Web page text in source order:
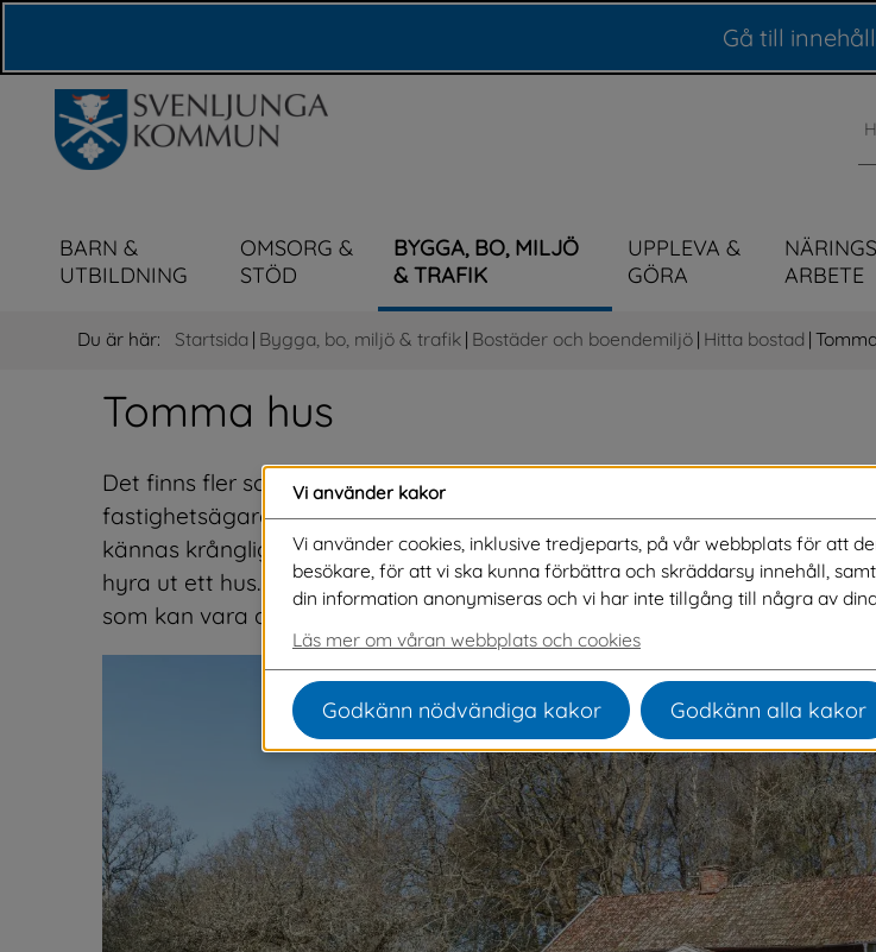
Gå till innehåll
Sök
BARN &
UTBILDNING
OMSORG &
STÖD
BYGGA, BO, MILJÖ
& TRAFIK
UPPLEVA &
GÖRA
ARBETE
Du är här: Startsida | Bygga, bo, miljö & trafik | Bostäder och boendemiljö | Hitta bostad |
Tomma hus
Det finns fler som vill flytta till oss och till landsbygden. Därför uppmanar
fastighetsägare som äger hus som står tomma att hyra ut eller sälja.
kännas krångligt och svårt att veta var du ska börja om du vill stycka av
hyra ut ett hus. På denna sida har vi samlat nyttig information till dig
som kan vara aktuellt att sälja eller hyra ut.
Vi använder kakor
Vi använder cookies, inklusive tredjeparts, på vår webbplats för att
besökare, för att vi ska kunna förbättra och skräddarsy innehåll,
din information anonymiseras och vi har inte tillgång till några av
Läs mer om våran webbplats och cookies
Godkänn nödvändiga kakor Godkänn alla kakor